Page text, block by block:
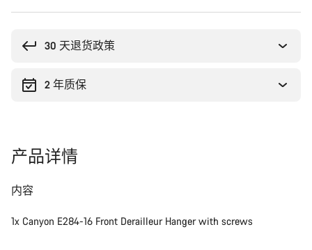
30 天退货政策
2 年质保
产品详情
内容
1x Canyon E284-16 Front Derailleur Hanger with screws